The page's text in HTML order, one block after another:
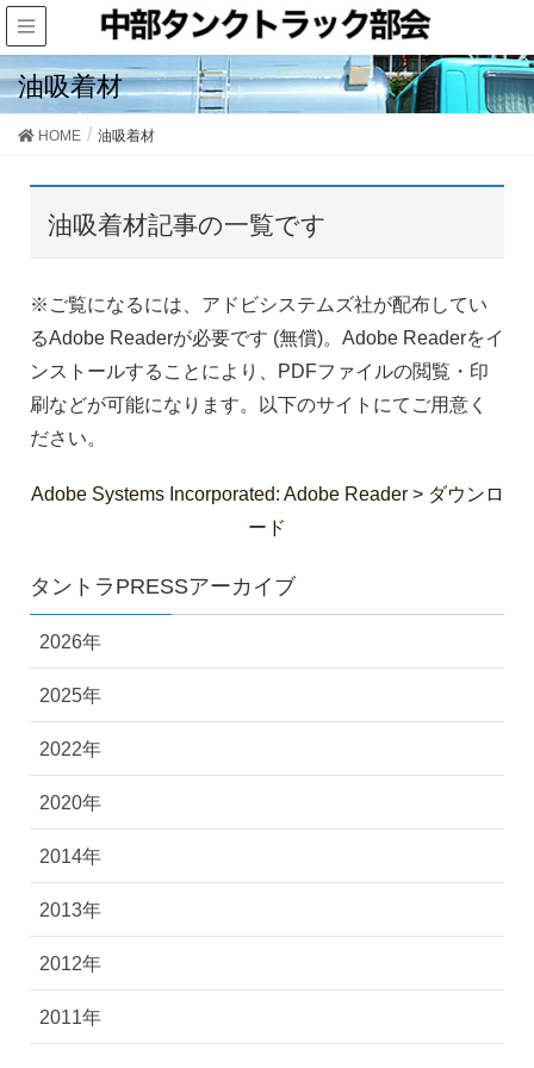
油吸着材
HOME 油吸着材
油吸着材記事の一覧です
※ご覧になるには、アドビシステムズ社が配布してい
るAdobe Readerが必要です (無償)。Adobe Readerをイ
ンストールすることにより、PDFファイルの閲覧・印
刷などが可能になります。以下のサイトにてご用意く
ださい。
Adobe Systems Incorporated: Adobe Reader > ダウンロ
ード
タントラPRESSアーカイブ
2026年
2025年
2022年
2020年
2014年
2013年
2012年
2011年